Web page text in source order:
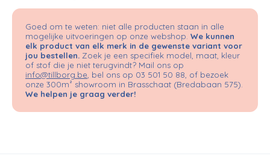
Goed om te weten: niet alle producten staan in alle
mogelijke uitvoeringen op onze webshop. We kunnen
elk product van elk merk in de gewenste variant voor
jou bestellen. Zoek je een specifiek model, maat, kleur
of stof die je niet terugvindt? Mail ons op
info@tillborg.be , bel ons op 03 501 50 88, of bezoek
onze 300m² showroom in Brasschaat (Bredabaan 575).
We helpen je graag verder!